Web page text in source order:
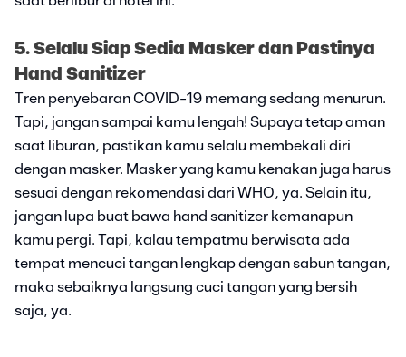
5. Selalu Siap Sedia Masker dan Pastinya
Hand Sanitizer
Tren penyebaran COVID-19 memang sedang menurun.
Tapi, jangan sampai kamu lengah! Supaya tetap aman
saat liburan, pastikan kamu selalu membekali diri
dengan masker. Masker yang kamu kenakan juga harus
sesuai dengan rekomendasi dari WHO, ya. Selain itu,
jangan lupa buat bawa hand sanitizer kemanapun
kamu pergi. Tapi, kalau tempatmu berwisata ada
tempat mencuci tangan lengkap dengan sabun tangan,
maka sebaiknya langsung cuci tangan yang bersih
saja, ya.